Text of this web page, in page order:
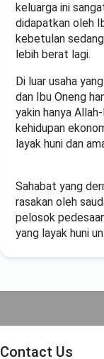
keluarga ini
didapatkan oleh
kebetulan
lebih berat lagi.
Di luar usaha
dan Ibu Oneng
yakin hanya
kehidupan
layak huni dan
Sahabat yang
rasakan oleh
pelosok
yang layak huni
Contact Us